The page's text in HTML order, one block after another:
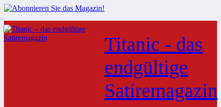
Zum
Inhalt
springen
Titanic - das
endgültige
Satiremagazin